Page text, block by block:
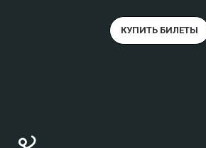
КУПИТЬ БИЛЕТЫ